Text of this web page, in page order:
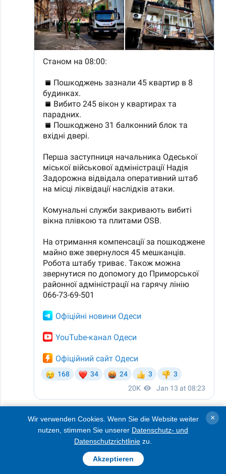
Wir verwenden Cookies. Wenn Sie die Website weiter
nutzen, stimmen Sie unserer Datenschutz- und
Datenschutzrichtlinie zu.
Akzeptieren
×